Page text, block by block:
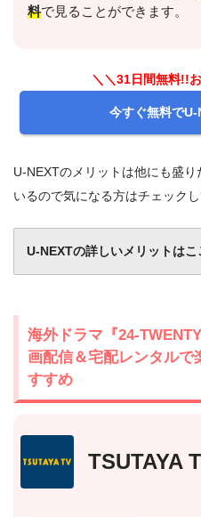
料で見ることができます。
＼＼31日間無料!!
今すぐ無料でU-
U-NEXTのメリットは他にも盛
いるので気になる方はチェックし
U-NEXTの詳しいメリットはこ
海外ドラマ『24-
画配信＆宅配レンタルで
すすめ
TSUTAYA